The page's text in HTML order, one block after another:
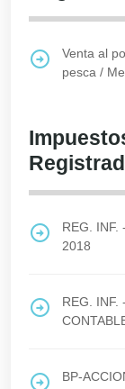
Venta al
pesca /
REG. INF.
2018
REG. INF.
BP-